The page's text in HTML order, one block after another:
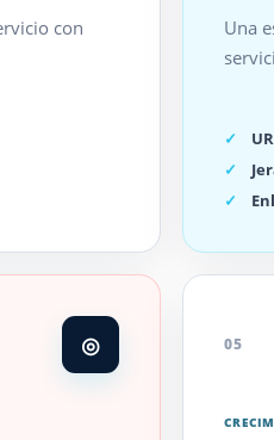
con
Una
◎ 05